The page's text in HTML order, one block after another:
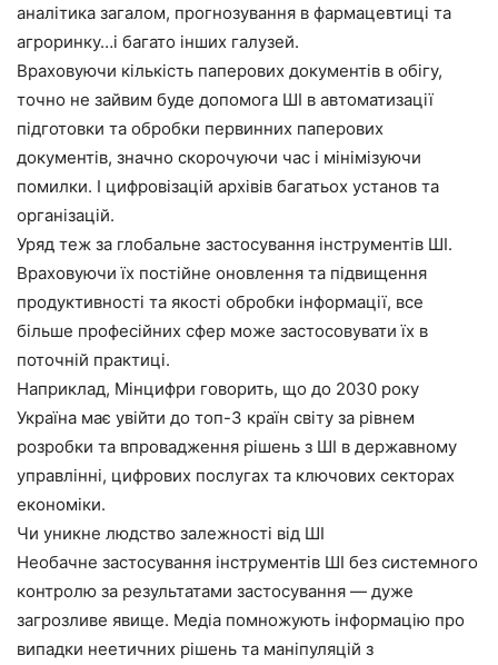
аналітика загалом, прогнозування в фармацевтиці та
агроринку…і багато інших галузей.
Враховуючи кількість паперових документів в обігу,
точно не зайвим буде допомога ШІ в автоматизації
підготовки та обробки первинних паперових
документів, значно скорочуючи час і мінімізуючи
помилки. І цифровізацій архівів багатьох установ та
організацій.
Уряд теж за глобальне застосування інструментів ШІ.
Враховуючи їх постійне оновлення та підвищення
продуктивності та якості обробки інформації, все
більше професійних сфер може застосовувати їх в
поточній практиці.
Наприклад, Мінцифри говорить, що до 2030 року
Україна має увійти до топ-3 країн світу за рівнем
розробки та впровадження рішень з ШІ в державному
управлінні, цифрових послугах та ключових секторах
економіки.
Чи уникне людство залежності від ШІ
Необачне застосування інструментів ШІ без системного
контролю за результатами застосування — дуже
загрозливе явище. Медіа помножують інформацію про
випадки неетичних рішень та маніпуляцій з